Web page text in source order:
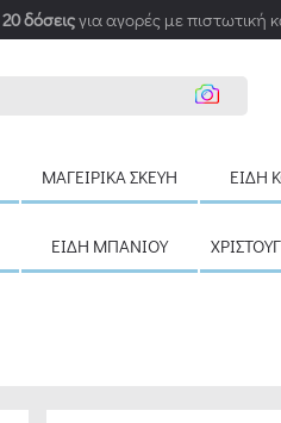
20 δόσειςγια αγορές με πιστωτική
ΜΑΓΕΙΡΙΚΆ ΣΚΕΎΗ ΕΊΔΗ
ΕΊΔΗ ΜΠΆΝΙΟΥ